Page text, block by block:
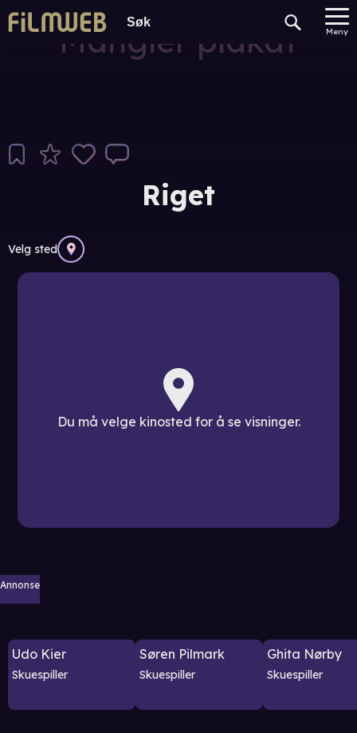
Meny
Mangler plakat
Riget
Velg sted
Du må velge kinosted for å se visninger.
Annonse
Udo Kier
Skuespiller
Søren Pilmark
Skuespiller
Ghita Nørby
Skuespiller